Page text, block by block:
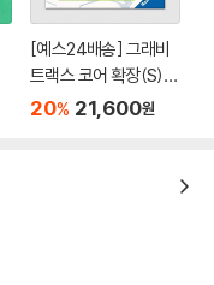
[예스24배송] 그래비
트랙스 코어 확장(S):
볼&스피너 / 마블런[8
20% 21,600원